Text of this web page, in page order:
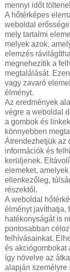
mennyi időt
A hőtérképes
weboldal
mely tartalmi
melyek azok,
elemzés
megnehezítik a
megtalálását.
vagy zavaró
élményt.
Az eredmények
végre a weboldal
a gombok és
könnyebben
Átrendezhetjük az
információk és
kerüljenek.
elemeket,
ellenkezőleg,
részektől.
A weboldal
élményt javíthatja,
hatékonyságát is
pontosabban
felhívásainkat.
és akciógombokat
így növelve az
alapján személyre